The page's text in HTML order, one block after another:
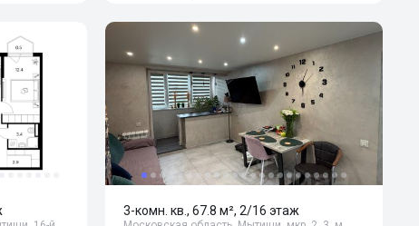
3-комн. кв., 67.8 м², 2/16 этаж